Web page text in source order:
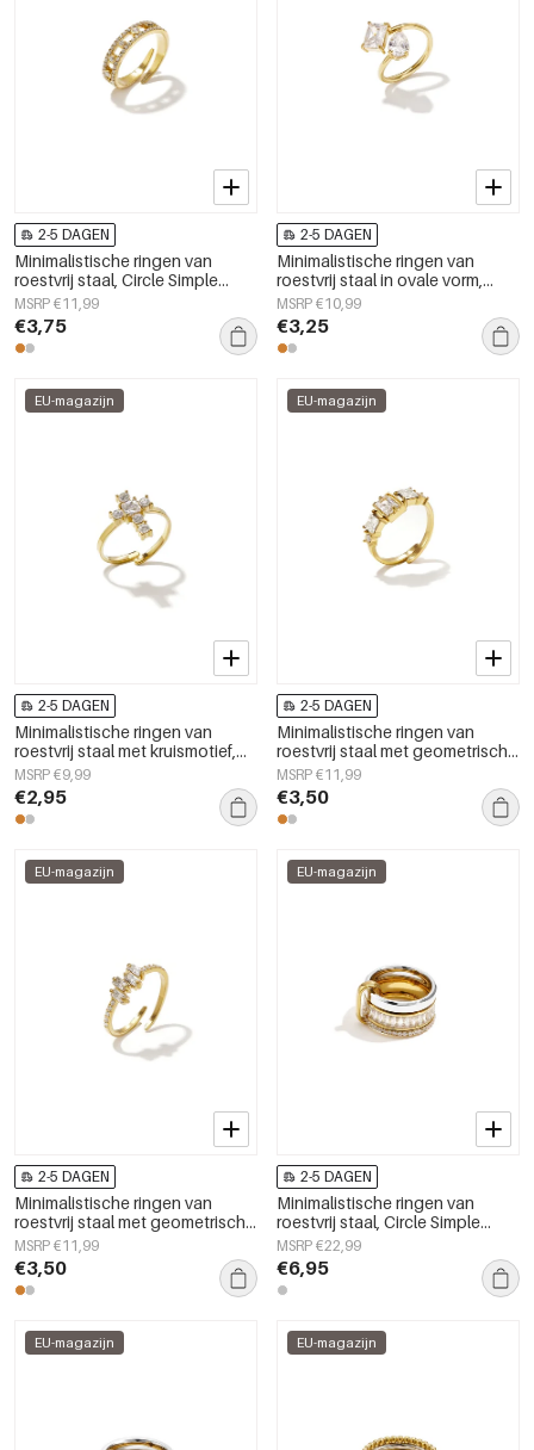
2-5 DAGEN
Minimalistische ringen van
roestvrij staal, Circle Simple
Daily Simple-serie,
damessieraden.
MSRP €11,99
€3,75
2-5 DAGEN
Minimalistische ringen van
roestvrij staal in ovale vorm,
eenvoudige dagelijkse sieraden
uit de Simple Series voor dames.
MSRP €10,99
€3,25
EU-magazijn
2-5 DAGEN
Minimalistische ringen van
roestvrij staal met kruismotief,
eenvoudige dagelijkse sieraden
uit de Simple Series voor dames.
MSRP €9,99
€2,95
EU-magazijn
2-5 DAGEN
Minimalistische ringen van
roestvrij staal met geometrische
vormen, eenvoudige,
alledaagse serie voor dames.
MSRP €11,99
€3,50
EU-magazijn
2-5 DAGEN
Minimalistische ringen van
roestvrij staal met geometrische
vormen, eenvoudige,
alledaagse serie voor dames.
MSRP €11,99
€3,50
EU-magazijn
2-5 DAGEN
Minimalistische ringen van
roestvrij staal, Circle Simple
Daily Simple-serie,
damessieraden.
MSRP €22,99
€6,95
EU-magazijn EU-magazijn